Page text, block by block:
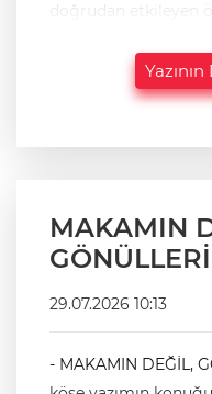
doğrudan etkileyen
MAKAMIN
29.07.2026 10:13
- MAKAMIN DEĞİL,